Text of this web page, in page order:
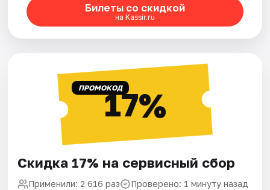
Билеты со скидкой
на Kassir.ru
ПРОМОКОД17%
Скидка 17% на сервисный сбор
Применили: 2 616 раз Проверено: 1 минуту назад